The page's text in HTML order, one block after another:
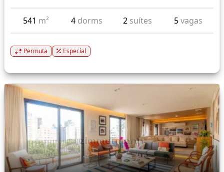
541 m² 4 dorms 2 suítes 5vagas
Permuta Especial